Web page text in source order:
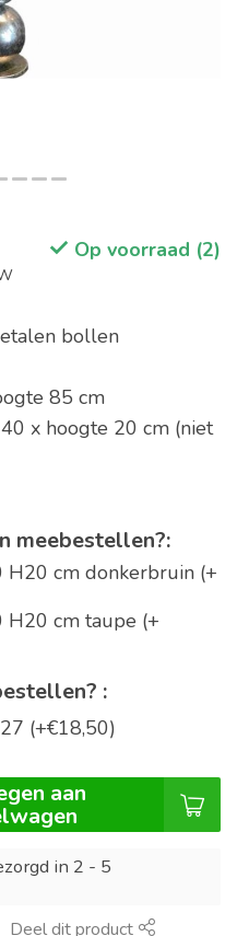
Op voorraad (2)
bollen
85 cm
x hoogte 20 cm (niet
meebestellen?:
H20 cm donkerbruin (+
H20 cm taupe (+
:
(+€18,50)
aan
in 2 - 5
Deel dit product